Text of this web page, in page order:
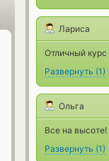
Лариса
Отличный
Развернуть (1)
Ольга
Все на
Развернуть (1)